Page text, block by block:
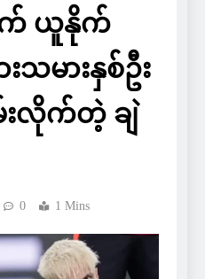
က် ယူနိုက်
မားနှစ်ဦး
းလိုက်တဲ့ ချဲ
0 1 Mins